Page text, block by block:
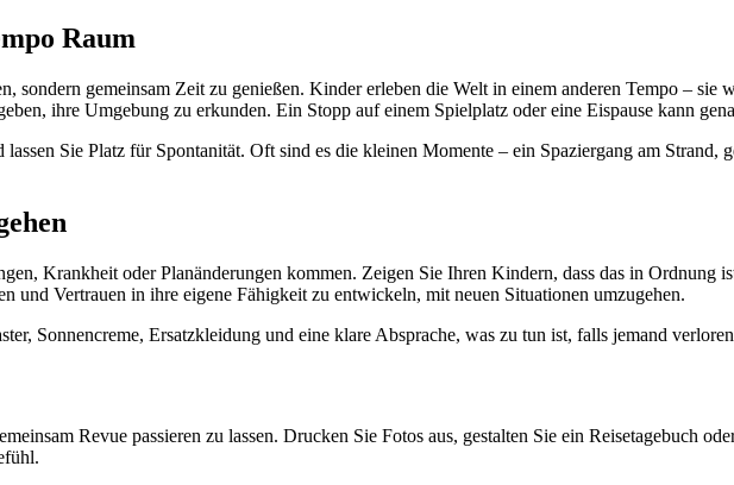
Raum
sondern gemeinsam Zeit zu genießen. Kinder erleben die Welt in einem anderen Tempo – sie
ihre Umgebung zu erkunden. Ein Stopp auf einem Spielplatz oder eine Eispause kann
Sie Platz für Spontanität. Oft sind es die kleinen Momente – ein Spaziergang am Strand,
Krankheit oder Planänderungen kommen. Zeigen Sie Ihren Kindern, dass das in Ordnung
und Vertrauen in ihre eigene Fähigkeit zu entwickeln, mit neuen Situationen umzugehen.
Sonnencreme, Ersatzkleidung und eine klare Absprache, was zu tun ist, falls jemand
Revue passieren zu lassen. Drucken Sie Fotos aus, gestalten Sie ein Reisetagebuch